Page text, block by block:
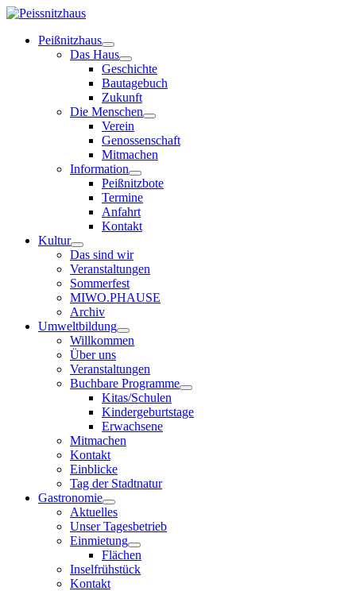
Peißnitzhaus
Das Haus
Geschichte
Bautagebuch
Zukunft
Die Menschen
Verein
Genossenschaft
Mitmachen
Information
Peißnitzbote
Termine
Anfahrt
Kontakt
Kultur
Das sind wir
Veranstaltungen
Sommerfest
MIWO.PHAUSE
Archiv
Umweltbildung
Willkommen
Über uns
Veranstaltungen
Buchbare Programme
Kitas/Schulen
Kindergeburtstage
Erwachsene
Mitmachen
Kontakt
Einblicke
Tag der Stadtnatur
Gastronomie
Aktuelles
Unser Tagesbetrieb
Einmietung
Flächen
Inselfrühstück
Kontakt